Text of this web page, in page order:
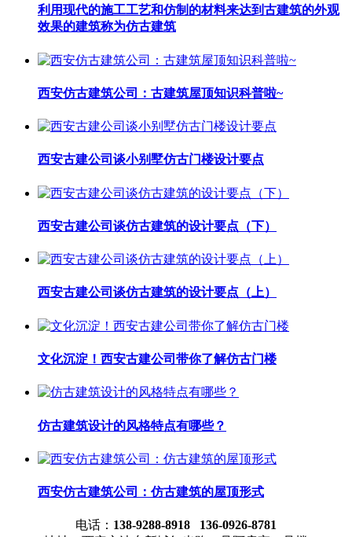
利用现代的施工工艺和仿制的材料来达到古建筑的外观
效果的建筑称为仿古建筑
西安仿古建筑公司：古建筑屋顶知识科普啦~
西安古建公司谈小别墅仿古门楼设计要点
西安古建公司谈仿古建筑的设计要点（下）
西安古建公司谈仿古建筑的设计要点（上）
文化沉淀！西安古建公司带你了解仿古门楼
仿古建筑设计的风格特点有哪些？
西安仿古建筑公司：仿古建筑的屋顶形式
电话： 138-9288-8918 136-0926-8781